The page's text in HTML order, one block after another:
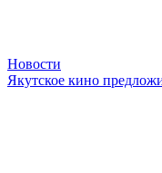
Новости
Якутское кино